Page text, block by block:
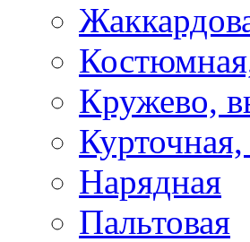
Кружево,
Нарядная
Пальтовая